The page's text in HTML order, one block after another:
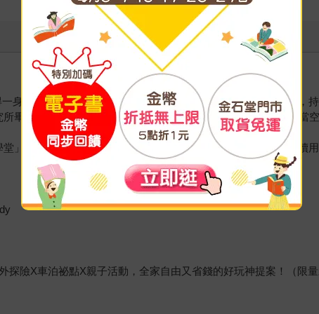
身野外求生的好本事，也喜歡凡事動手做。15歲回台灣定居後，
畢業後，從事日本導遊的工作，幾乎每週都在往返台灣和日本當
」粉絲專頁，同時於2021年創立同名YouTube頻道，未來會持續
探險X車泊祕點X親子活動，全家自由又省錢的好玩神提案！（限